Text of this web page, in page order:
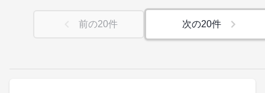
前の20件 次の20件